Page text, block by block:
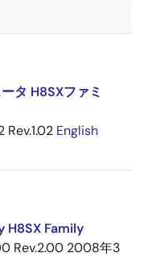
タ H8SXファミ
Rev.1.02 English
H8SX Family
Rev.2.00 2008年3